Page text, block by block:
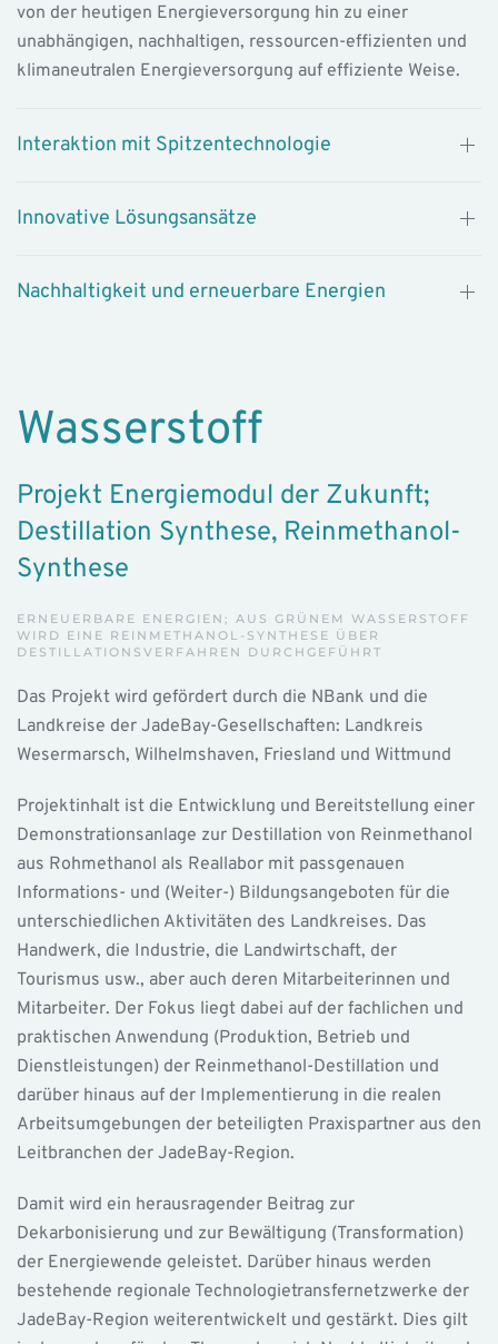
von der heutigen Energieversorgung hin zu einer
unabhängigen, nachhaltigen, ressourcen-effizienten und
klimaneutralen Energieversorgung auf effiziente Weise.
Interaktion mit Spitzentechnologie
Innovative Lösungsansätze
Nachhaltigkeit und erneuerbare Energien
Wasserstoff
Projekt Energiemodul der Zukunft;
Destillation Synthese, Reinmethanol-
Synthese
ERNEUERBARE ENERGIEN; AUS GRÜNEM WASSERSTOFF
WIRD EINE REINMETHANOL-SYNTHESE ÜBER
DESTILLATIONSVERFAHREN DURCHGEFÜHRT
Das Projekt wird gefördert durch die NBank und die
Landkreise der JadeBay-Gesellschaften: Landkreis
Wesermarsch, Wilhelmshaven, Friesland und Wittmund
Projektinhalt ist die Entwicklung und Bereitstellung einer
Demonstrationsanlage zur Destillation von Reinmethanol
aus Rohmethanol als Reallabor mit passgenauen
Informations- und (Weiter-) Bildungsangeboten für die
unterschiedlichen Aktivitäten des Landkreises. Das
Handwerk, die Industrie, die Landwirtschaft, der
Tourismus usw., aber auch deren Mitarbeiterinnen und
Mitarbeiter. Der Fokus liegt dabei auf der fachlichen und
praktischen Anwendung (Produktion, Betrieb und
Dienstleistungen) der Reinmethanol-Destillation und
darüber hinaus auf der Implementierung in die realen
Arbeitsumgebungen der beteiligten Praxispartner aus den
Leitbranchen der JadeBay-Region.
Damit wird ein herausragender Beitrag zur
Dekarbonisierung und zur Bewältigung (Transformation)
der Energiewende geleistet. Darüber hinaus werden
bestehende regionale Technologietransfernetzwerke der
JadeBay-Region weiterentwickelt und gestärkt. Dies gilt